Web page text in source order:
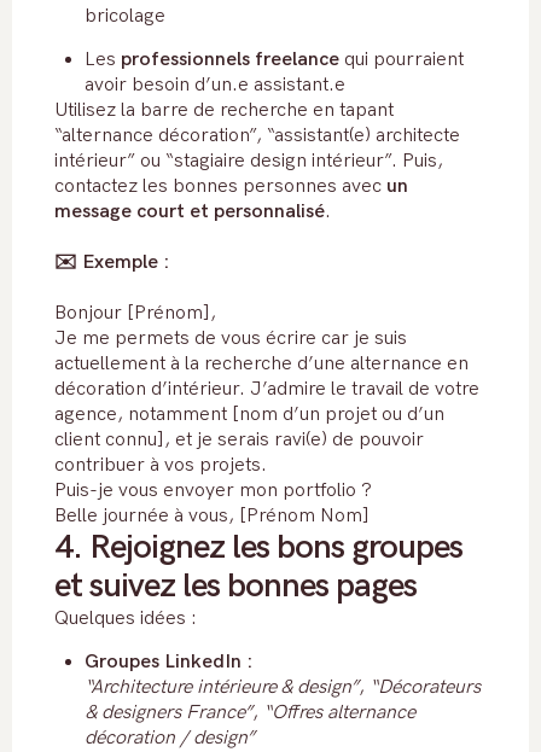
bricolage
Les professionnels freelance qui pourraient
avoir besoin d’un.e assistant.e
Utilisez la barre de recherche en tapant
“alternance décoration”, “assistant(e) architecte
intérieur” ou “stagiaire design intérieur”. Puis,
contactez les bonnes personnes avec un
message court et personnalisé.
✉️ Exemple :
Bonjour [Prénom],
Je me permets de vous écrire car je suis
actuellement à la recherche d’une alternance en
décoration d’intérieur. J’admire le travail de votre
agence, notamment [nom d’un projet ou d’un
client connu], et je serais ravi(e) de pouvoir
contribuer à vos projets.
Puis-je vous envoyer mon portfolio ?
Belle journée à vous, [Prénom Nom]
4. Rejoignez les bons groupes
et suivez les bonnes pages
Quelques idées :
Groupes LinkedIn :
“Architecture intérieure & design”, “Décorateurs
& designers France”, “Offres alternance
décoration / design”